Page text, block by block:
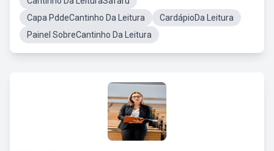
Capa PddeCantinho Da Leitura
CardápioDa Leitura
Painel SobreCantinho Da Leitura